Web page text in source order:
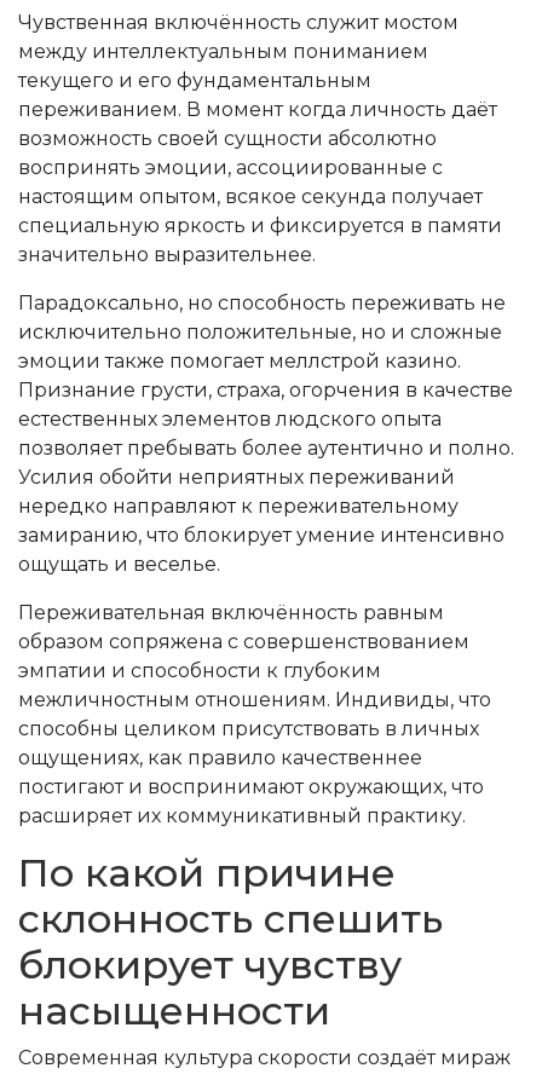
Чувственная включённость служит мостом
между интеллектуальным пониманием
текущего и его фундаментальным
переживанием. В момент когда личность даёт
возможность своей сущности абсолютно
воспринять эмоции, ассоциированные с
настоящим опытом, всякое секунда получает
специальную яркость и фиксируется в памяти
значительно выразительнее.
Парадоксально, но способность переживать не
исключительно положительные, но и сложные
эмоции также помогает меллстрой казино.
Признание грусти, страха, огорчения в качестве
естественных элементов людского опыта
позволяет пребывать более аутентично и полно.
Усилия обойти неприятных переживаний
нередко направляют к переживательному
замиранию, что блокирует умение интенсивно
ощущать и веселье.
Переживательная включённость равным
образом сопряжена с совершенствованием
эмпатии и способности к глубоким
межличностным отношениям. Индивиды, что
способны целиком присутствовать в личных
ощущениях, как правило качественнее
постигают и воспринимают окружающих, что
расширяет их коммуникативный практику.
По какой причине
склонность спешить
блокирует чувству
насыщенности
Современная культура скорости создаёт мираж